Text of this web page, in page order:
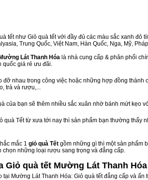
tết như Giỏ quà tết với đầy đủ các màu sắc xanh đỏ
Trung Quốc, Việt Nam, Hàn Quốc, Nga, Mỹ,
Lát Thanh Hóa là nhà cung cấp & phân phối
quốc giá rẻ ưu đãi.
đỡ nhau trong công việc hoặc những hợp đồng
trà và rượu,...
của bạn sẽ thêm nhiều sắc xuân nhờ bánh mứt kẹo
quà Tết từ xưa tới nay thì sản phẩm bạn thường
mắc 1 giỏ quà Tết gồm những gì thì một sản phẩm
chọn những loại rượu sang trọng và đẳng cấp.
Giỏ quà tết Mường Lát Thanh Hóa
tại Mường Lát Thanh Hóa: Giỏ quà tết đẳng cấp và ấn